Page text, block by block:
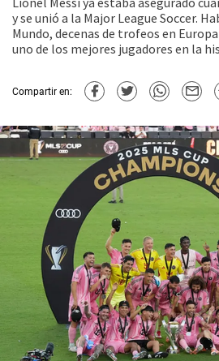
y se unió a la Major League Soccer.
Mundo, decenas de trofeos en
uno de los mejores jugadores en la
Compartir en: